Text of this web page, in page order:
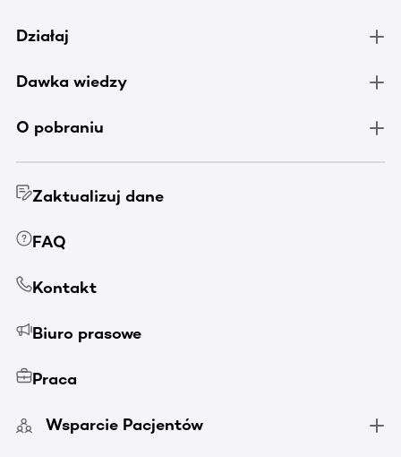
Działaj
Dawka wiedzy
O pobraniu
Zaktualizuj dane
FAQ
Kontakt
Biuro prasowe
Praca
Wsparcie Pacjentów